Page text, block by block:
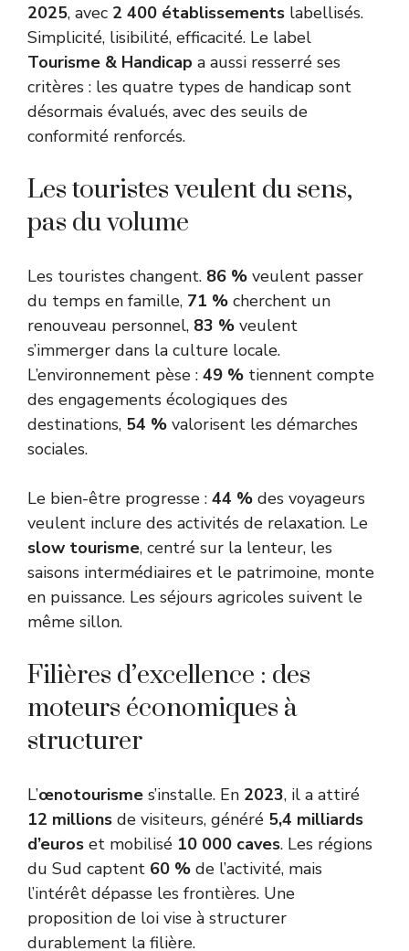
2025, avec 2 400 établissements labellisés.
Simplicité, lisibilité, efficacité. Le label
Tourisme & Handicap a aussi resserré ses
critères : les quatre types de handicap sont
désormais évalués, avec des seuils de
conformité renforcés.
Les touristes veulent du sens,
pas du volume
Les touristes changent. 86 % veulent passer
du temps en famille, 71 % cherchent un
renouveau personnel, 83 % veulent
s’immerger dans la culture locale.
L’environnement pèse : 49 % tiennent compte
des engagements écologiques des
destinations, 54 % valorisent les démarches
sociales.
Le bien-être progresse : 44 % des voyageurs
veulent inclure des activités de relaxation. Le
slow tourisme, centré sur la lenteur, les
saisons intermédiaires et le patrimoine, monte
en puissance. Les séjours agricoles suivent le
même sillon.
Filières d’excellence : des
moteurs économiques à
structurer
L’œnotourisme s’installe. En 2023, il a attiré
12 millions de visiteurs, généré 5,4 milliards
d’euros et mobilisé 10 000 caves. Les régions
du Sud captent 60 % de l’activité, mais
l’intérêt dépasse les frontières. Une
proposition de loi vise à structurer
durablement la filière.